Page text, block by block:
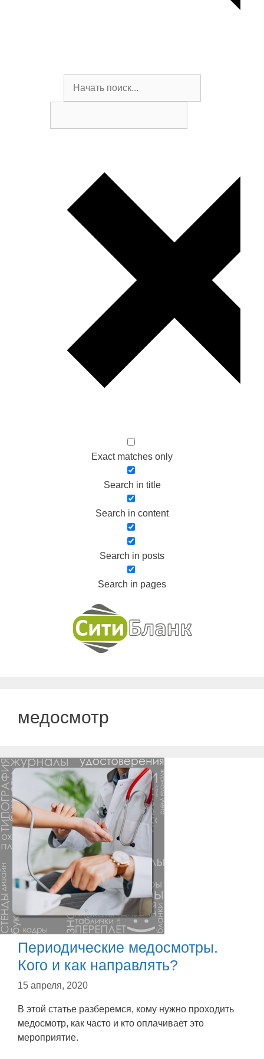
Exact matches only
Search in title
Search in content
Search in posts
Search in pages
медосмотр
Периодические медосмотры.
Кого и как направлять?
15 апреля, 2020
В этой статье разберемся, кому нужно проходить
медосмотр, как часто и кто оплачивает это
мероприятие.